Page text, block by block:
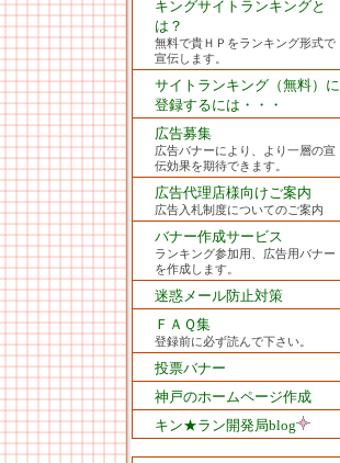
キングサイトランキングと
は？
無料で貴ＨＰをランキング形式で
宣伝します。
サイトランキング（無料）に
登録するには・・・
広告募集
広告バナーにより、より一層の宣
伝効果を期待できます。
広告代理店様向けご案内
広告入札制度についてのご案内
バナー作成サービス
ランキング参加用、広告用バナー
を作成します。
迷惑メール防止対策
ＦＡＱ集
登録前に必ず読んで下さい。
投票バナー
神戸のホームページ作成
キン★ラン開発局blog